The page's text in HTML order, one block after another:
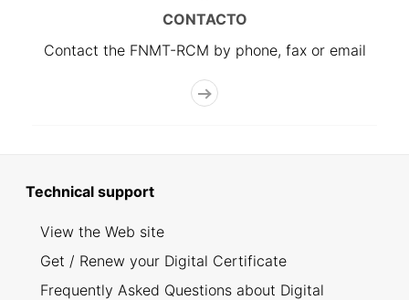
CONTACTO
Contact the FNMT-RCM by phone, fax or email
Technical support
View the Web site
Get / Renew your Digital Certificate
Frequently Asked Questions about Digital